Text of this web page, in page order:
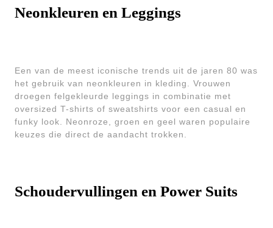
Neonkleuren en Leggings
Een van de meest iconische trends uit de jaren 80 was
het gebruik van neonkleuren in kleding. Vrouwen
droegen felgekleurde leggings in combinatie met
oversized T-shirts of sweatshirts voor een casual en
funky look. Neonroze, groen en geel waren populaire
keuzes die direct de aandacht trokken.
Schoudervullingen en Power Suits